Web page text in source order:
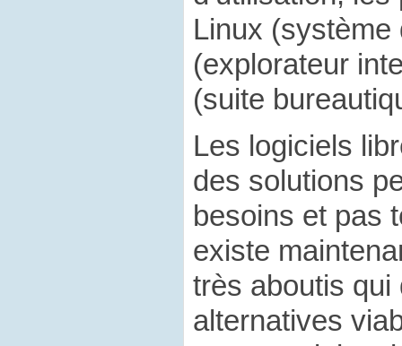
Linux (système
(explorateur
(suite
Les logiciels
des solutions
besoins et pas
existe
très aboutis qui
alternatives